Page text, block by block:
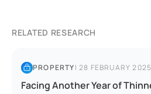
RELATED RESEARCH
PROPERTY|28 FEBRUARY 2025
Facing Another Year of